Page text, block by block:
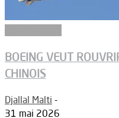
BOEING VEUT
CHINOIS
Djallal Malti -
31 mai 2026